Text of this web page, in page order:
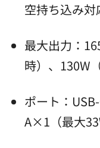
空持ち込み対
最大出力：
時）、130W
ポート：
A×1（最大